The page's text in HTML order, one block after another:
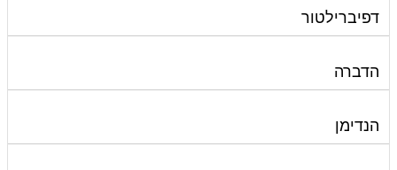
דפיברילטור
הדברה
הנדימן